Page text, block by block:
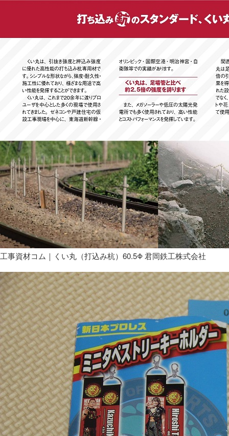
工事資材コム｜くい丸（打込み杭）60.5Φ 君岡鉄工株式会社